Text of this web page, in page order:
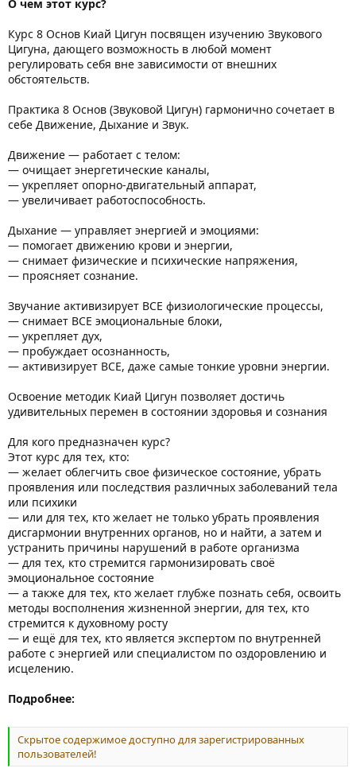
О чем этот курс?
Курс 8 Основ Киай Цигун посвящен изучению Звукового
Цигуна, дающего возможность в любой момент
регулировать себя вне зависимости от внешних
обстоятельств.
Практика 8 Основ (Звуковой Цигун) гармонично сочетает в
себе Движение, Дыхание и Звук.
Движение — работает с телом:
— очищает энергетические каналы,
— укрепляет опорно-двигательный аппарат,
— увеличивает работоспособность.
Дыхание — управляет энергией и эмоциями:
— помогает движению крови и энергии,
— снимает физические и психические напряжения,
— проясняет сознание.
Звучание активизирует ВСЕ физиологические процессы,
— снимает ВСЕ эмоциональные блоки,
— укрепляет дух,
— пробуждает осознанность,
— активизирует ВСЕ, даже самые тонкие уровни энергии.
Освоение методик Киай Цигун позволяет достичь
удивительных перемен в состоянии здоровья и сознания
Для кого предназначен курс?
Этот курс для тех, кто:
— желает облегчить свое физическое состояние, убрать
проявления или последствия различных заболеваний тела
или психики
— или для тех, кто желает не только убрать проявления
дисгармонии внутренних органов, но и найти, а затем и
устранить причины нарушений в работе организма
— для тех, кто стремится гармонизировать своё
эмоциональное состояние
— а также для тех, кто желает глубже познать себя, освоить
методы восполнения жизненной энергии, для тех, кто
стремится к духовному росту
— и ещё для тех, кто является экспертом по внутренней
работе с энергией или специалистом по оздоровлению и
исцелению.
Подробнее:
Скрытое содержимое доступно для зарегистрированных
пользователей!